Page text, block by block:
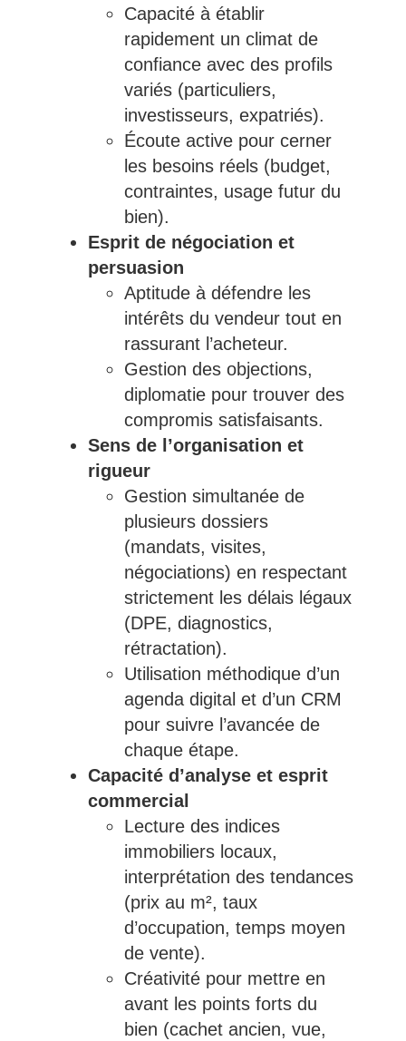
Capacité à établir
rapidement un climat de
confiance avec des profils
variés (particuliers,
investisseurs, expatriés).
Écoute active pour cerner
les besoins réels (budget,
contraintes, usage futur du
bien).
Esprit de négociation et
persuasion
Aptitude à défendre les
intérêts du vendeur tout en
rassurant l’acheteur.
Gestion des objections,
diplomatie pour trouver des
compromis satisfaisants.
Sens de l’organisation et
rigueur
Gestion simultanée de
plusieurs dossiers
(mandats, visites,
négociations) en respectant
strictement les délais légaux
(DPE, diagnostics,
rétractation).
Utilisation méthodique d’un
agenda digital et d’un CRM
pour suivre l’avancée de
chaque étape.
Capacité d’analyse et esprit
commercial
Lecture des indices
immobiliers locaux,
interprétation des tendances
(prix au m², taux
d’occupation, temps moyen
de vente).
Créativité pour mettre en
avant les points forts du
bien (cachet ancien, vue,